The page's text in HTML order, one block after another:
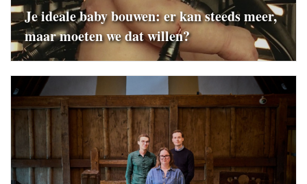
Je ideale baby bouwen: er kan steeds meer,
maar moeten we dat willen?